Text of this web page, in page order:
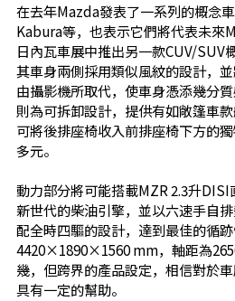
在去年Mazda發表了一系列的概念
Kabura等，也表示它們將代表未來
日內瓦車展中推出另一款CUV/SUV
其車身兩側採用類似風紋的設計，
由攝影機所取代，使車身憑添幾分
則為可拆卸設計，提供有如敞篷車
可將後排座椅收入前排座椅下方的
多元。
動力部分將可能搭載MZR 2.3升
新世代的柴油引擎，並以六速手自
配全時四驅的設計，達到最佳的循
4420×1890×1560 mm，軸距為
幾，但跨界的產品設定，相信對於車
具有一定的幫助。